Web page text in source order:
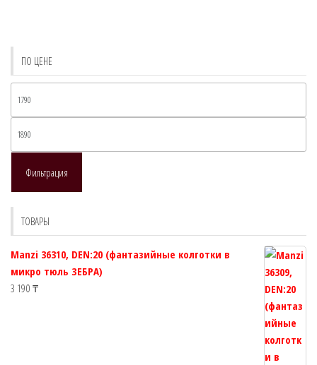
странице
ПО ЦЕНЕ
Фильтрация
ТОВАРЫ
Manzi 36310, DEN:20 (фантазийные колготки в
микро тюль ЗЕБРА)
3 190 ₸